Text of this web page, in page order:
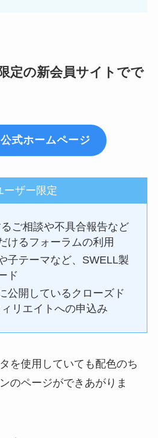
定の新会員サイトでで
式ホームページ
ーザー限定
ご相談や不具合報告など
けるフォーラムの利用
子テーマなど、SWELL製
ド
公開しているクローズド
リエイトへの申込み
を使用していても配色のち
のページができあがりま